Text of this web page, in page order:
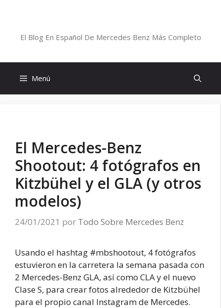
El Blog En Español De Mercedes Benz Más Completo
Menú
El Mercedes-Benz
Shootout: 4 fotógrafos en
Kitzbühel y el GLA (y otros
modelos)
24/01/2021 por Todo Sobre Mercedes Benz
Usando el hashtag #mbshootout, 4 fotógrafos
estuvieron en la carretera la semana pasada con
2 Mercedes-Benz GLA, así como CLA y el nuevo
Clase S, para crear fotos alrededor de Kitzbühel
para el propio canal Instagram de Mercedes.